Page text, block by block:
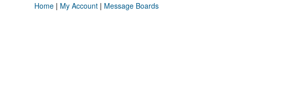
Home| My Account| Message Boards